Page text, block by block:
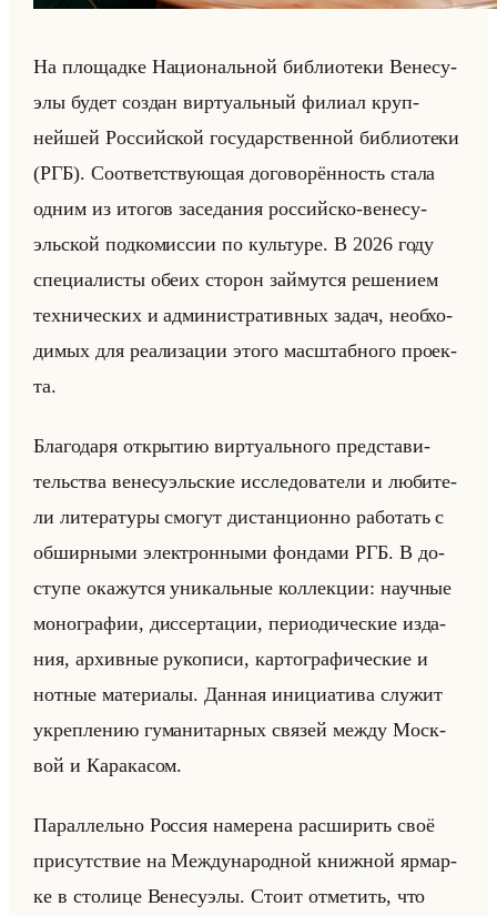
На пло­щад­ке На­ци­ональной биб­лио­те­ки Ве­не­су­
элы будет со­здан вир­ту­альный фи­ли­ал круп­
нейшей Рос­сийской го­су­дар­ствен­ной биб­лио­те­ки
(РГБ). Со­от­вет­ству­ющая до­го­во­рён­ность стала
одним из ито­гов за­се­да­ния рос­сийско-ве­не­су­
эльской под­ко­мис­сии по культу­ре. В 2026 году
спе­ци­али­сты обеих сто­рон займут­ся ре­ше­ни­ем
тех­ни­че­ских и ад­ми­ни­стра­тив­ных задач, необ­хо­
ди­мых для ре­али­за­ции этого мас­штаб­но­го про­ек­
та.
Бла­го­да­ря от­кры­тию вир­ту­ально­го пред­ста­ви­
тельства ве­не­су­эльские ис­сле­до­ва­те­ли и лю­би­те­
ли ли­те­ра­ту­ры смо­гут ди­стан­ци­он­но ра­бо­тать с
об­шир­ны­ми элек­трон­ны­ми фон­да­ми РГБ. В до­
сту­пе ока­жут­ся уни­кальные кол­лек­ции: на­уч­ные
мо­но­гра­фии, дис­сер­та­ции, пе­ри­оди­че­ские из­да­
ния, ар­хив­ные ру­ко­пи­си, кар­то­гра­фи­че­ские и
нот­ные ма­те­ри­алы. Дан­ная ини­ци­ати­ва слу­жит
укреп­ле­нию гу­ма­ни­тар­ных свя­зей между Моск­
вой и Ка­ра­ка­сом.
Па­рал­лельно Рос­сия на­ме­ре­на рас­ши­рить своё
при­сут­ствие на Меж­ду­на­род­ной книж­ной яр­мар­
ке в сто­ли­це Ве­не­су­элы. Стоит от­ме­тить, что